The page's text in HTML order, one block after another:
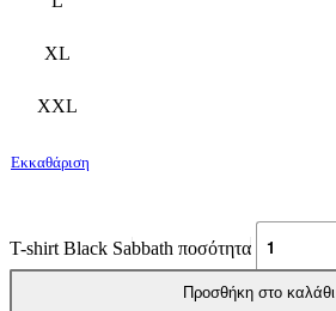
XL
XXL
Εκκαθάριση
T-shirt Black Sabbath ποσότητα
Προσθήκη στο καλάθι